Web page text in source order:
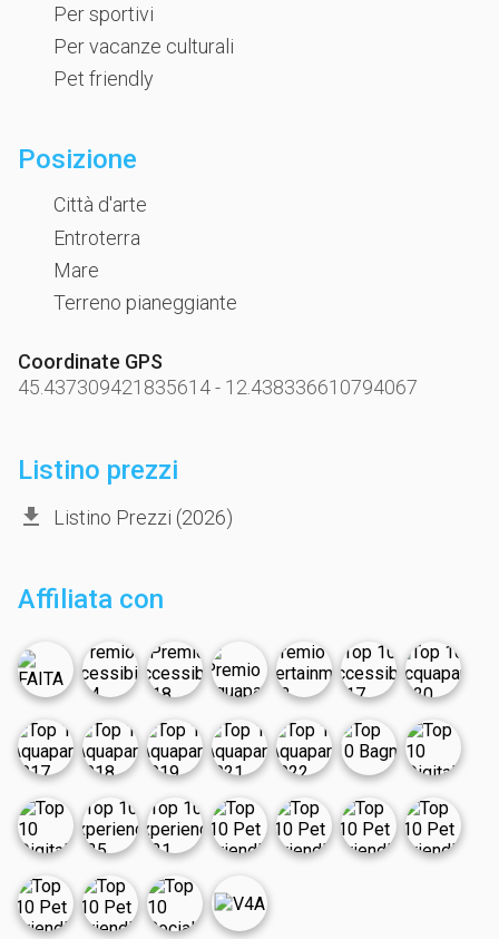
Per sportivi
Per vacanze culturali
Pet friendly
Posizione
Città d'arte
Entroterra
Mare
Terreno pianeggiante
Coordinate GPS
45.437309421835614- 12.438336610794067
Listino prezzi
Listino Prezzi (2026)
Affiliata con